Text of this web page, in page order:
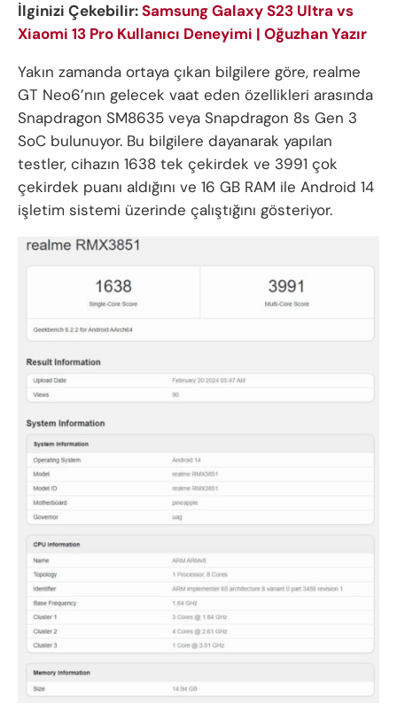
İlginizi Çekebilir:Samsung Galaxy S23 Ultra vs
Xiaomi 13 Pro Kullanıcı Deneyimi | Oğuzhan Yazır
Yakın zamanda ortaya çıkan bilgilere göre, realme
GT Neo6’nın gelecek vaat eden özellikleri arasında
Snapdragon SM8635 veya Snapdragon 8s Gen 3
SoC bulunuyor. Bu bilgilere dayanarak yapılan
testler, cihazın 1638 tek çekirdek ve 3991 çok
çekirdek puanı aldığını ve 16 GB RAM ile Android 14
işletim sistemi üzerinde çalıştığını gösteriyor.